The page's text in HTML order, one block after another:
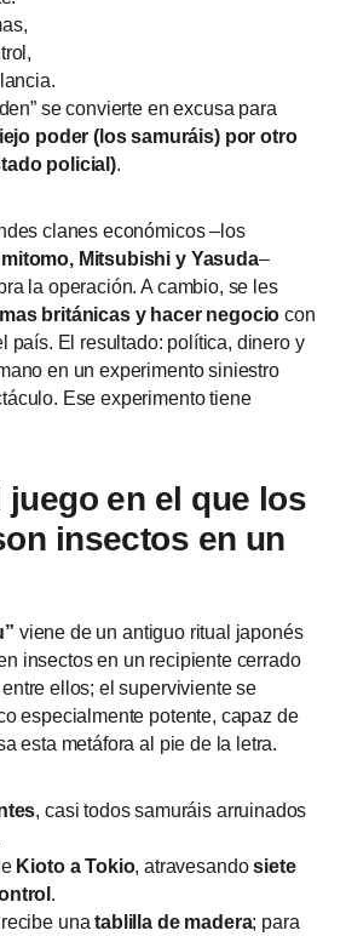
se convierte en excusa para
poder (los samuráis) por otro
policial).
clanes económicos –los
Mitsubishi y Yasuda–
la operación. A cambio, se les
británicas y hacer negocio con
país. El resultado: política, dinero y
en un experimento siniestro
Ese experimento tiene
en el que los
insectos en un
viene de un antiguo ritual japonés
insectos en un recipiente cerrado
ellos; el superviviente se
especialmente potente, capaz de
esta metáfora al pie de la letra.
, casi todos samuráis arruinados
Kioto a Tokio, atravesandosiete
.
unatablilla de madera; para